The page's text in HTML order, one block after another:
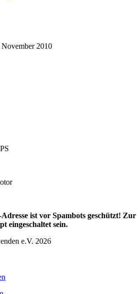
2010
ist vor Spambots geschützt! Zur
eingeschaltet sein.
e.V. 2026